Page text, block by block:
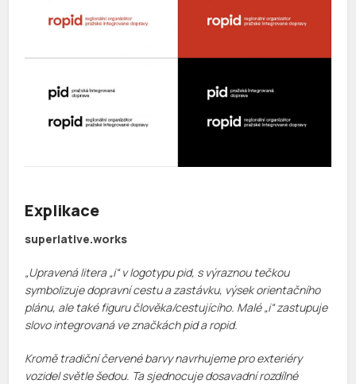
Explikace
superlative.works
„Upravená litera „i“ v logotypu pid, s výraznou tečkou
symbolizuje dopravní cestu a zastávku, výsek orientačního
plánu, ale také figuru člověka/cestujícího. Malé „i“ zastupuje
slovo integrovaná ve značkách pid a ropid.
Kromě tradiční červené barvy navrhujeme pro exteriéry
vozidel světle šedou. Ta sjednocuje dosavadní rozdílné